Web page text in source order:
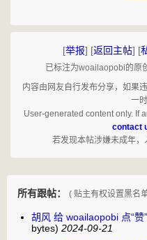
[举报] [返回主帖] [
已标注为woailaopobi的原
内容由网友自行发布分享，如果
一
User-generated content only. If
contact
若发现本帖涉嫌未成年，
所有跟帖： ( 贴主有权设置黑名
胡风 给 woailaopobi 点“赞
bytes) 2024-09-21